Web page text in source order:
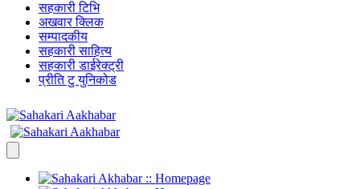
सहकारी टिभि
अखवार क्लिक
सम्पादकीय
सहकारी साहित्य
सहकारी डाईरेक्ट्री
प्रीति टु युनिकोड